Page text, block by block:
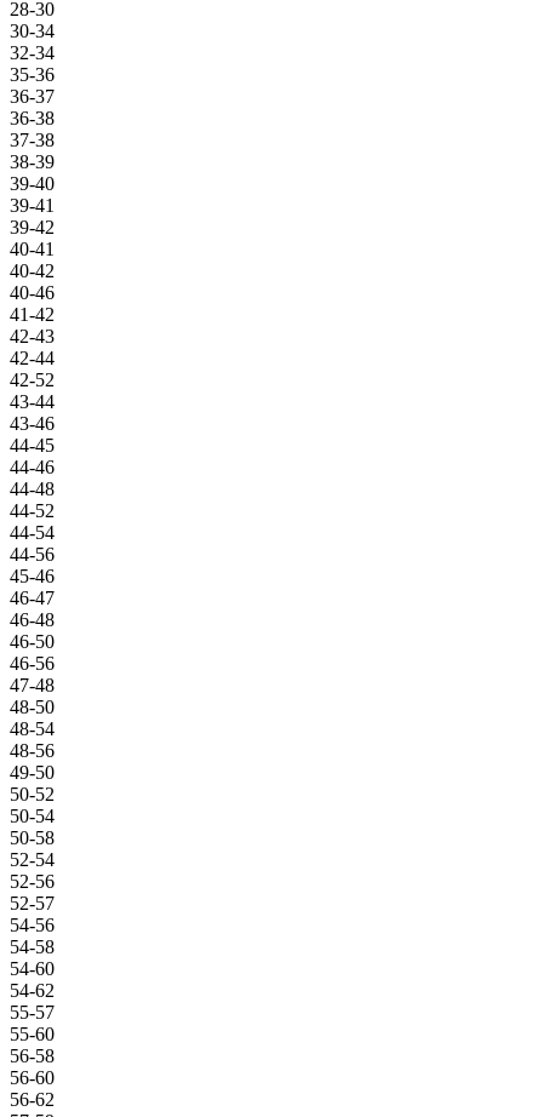
28-30
30-34
32-34
35-36
36-37
36-38
37-38
38-39
39-40
39-41
39-42
40-41
40-42
40-46
41-42
42-43
42-44
42-52
43-44
43-46
44-45
44-46
44-48
44-52
44-54
44-56
45-46
46-47
46-48
46-50
46-56
47-48
48-50
48-54
48-56
49-50
50-52
50-54
50-58
52-54
52-56
52-57
54-56
54-58
54-60
54-62
55-57
55-60
56-58
56-60
56-62